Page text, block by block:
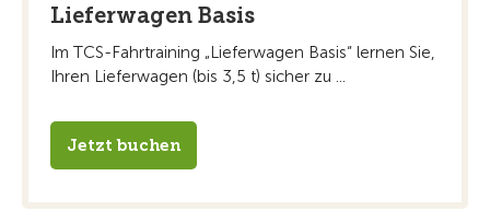
Lieferwagen Basis
Im TCS-Fahrtraining „Lieferwagen Basis“ lernen Sie,
Ihren Lieferwagen (bis 3,5 t) sicher zu ...
Jetzt buchen